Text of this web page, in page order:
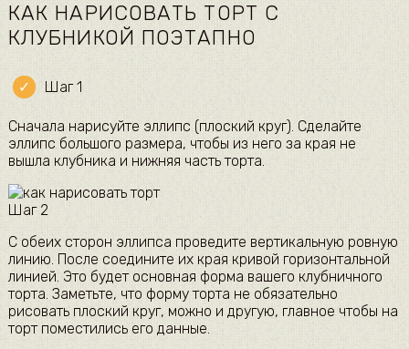
КАК НАРИСОВАТЬ ТОРТ С
КЛУБНИКОЙ ПОЭТАПНО
Шаг 1
Сначала нарисуйте эллипс (плоский круг). Сделайте
эллипс большого размера, чтобы из него за края не
вышла клубника и нижняя часть торта.
Шаг 2
С обеих сторон эллипса проведите вертикальную ровную
линию. После соедините их края кривой горизонтальной
линией. Это будет основная форма вашего клубничного
торта. Заметьте, что форму торта не обязательно
рисовать плоский круг, можно и другую, главное чтобы на
торт поместились его данные.